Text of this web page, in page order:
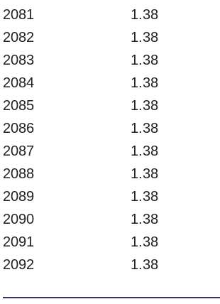
2081
1.38
2082
1.38
2083
1.38
2084
1.38
2085
1.38
2086
1.38
2087
1.38
2088
1.38
2089
1.38
2090
1.38
2091
1.38
2092
1.38